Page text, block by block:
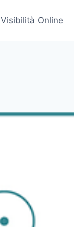
Visibilità Online